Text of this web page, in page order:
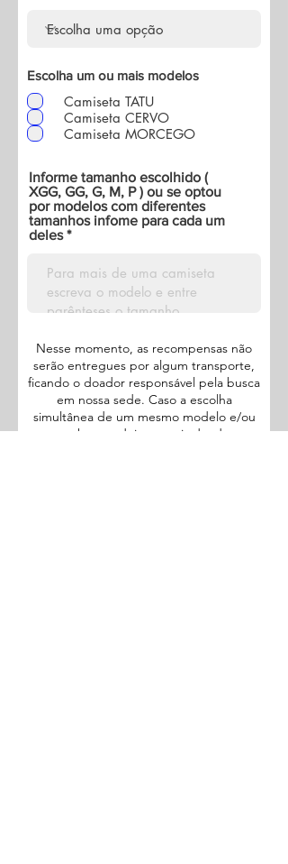
Escolha um ou mais modelos
Camiseta TATU
Camiseta CERVO
Camiseta MORCEGO
Informe tamanho escolhido (
XGG, GG, G, M, P ) ou se optou
por modelos com diferentes
tamanhos infome para cada um
deles
Nesse momento, as recompensas não
serão entregues por algum transporte,
ficando o doador responsável pela busca
em nossa sede. Caso a escolha
simultânea de um mesmo modelo e/ou
tamanho por dois ou mais doadores